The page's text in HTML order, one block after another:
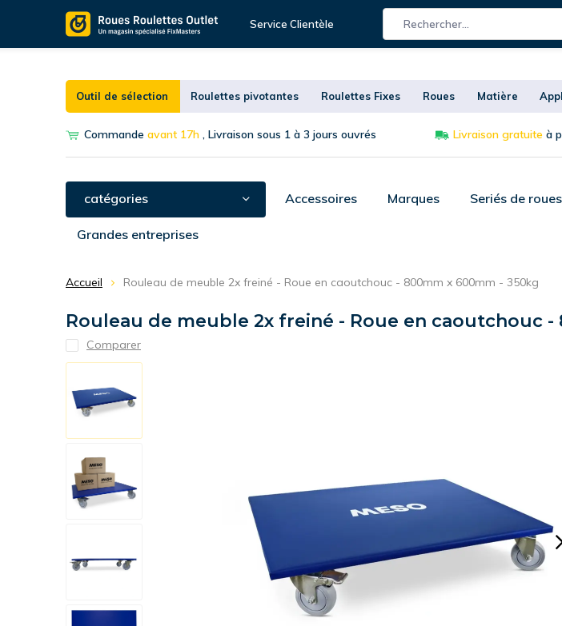
Service Clientèle
Outil de sélection Roulettes pivotantes Roulettes Fixes Roues Matière
Commande avant 17h , Livraison sous 1 à 3 jours ouvrés Livraison gratuite à
catégories Accessoires Marques Seriés de roues
Grandes entreprises
Accueil Rouleau de meuble 2x freiné - Roue en caoutchouc - 800mm x 600mm - 350kg
Rouleau de meuble 2x freiné - Roue en caoutchouc
Comparer